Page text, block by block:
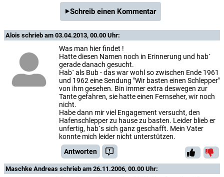
Schreib einen Kommentar
Alois schrieb am 03.04.2013, 00.00 Uhr:
Was man hier findet !
Hatte diesen Namen noch in Erinnerung und hab´
gerade danach gesucht.
Hab´ als Bub - das war wohl so zwischen Ende 1961
und 1962 eine Sendung "Wir basten einen Schlepper"
von ihm gesehen. Bin immer extra deswegen zur
Tante gefahren, sie hatte einen Fernseher, wir noch
nicht.
Habe dann mir viel Engagement versucht, den
Hafenschlepper zu hause zu basten. Leider blieb er
unfertig, hab´s sich ganz geschafft. Mein Vater
konnte mich leider nicht unterstützen.
Antworten
Maschke Andreas schrieb am 26.11.2006, 00.00 Uhr: